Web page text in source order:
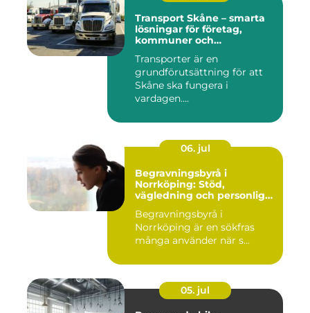
Transport Skåne – smarta
lösningar för företag,
kommuner och
Transporter är en
grundförutsättning för att
Skåne ska fungera i
vardagen....
06. jul
Begravningsbyrå i
Norrköping: Stöd,
vägledning och personliga
Begravningsbyrå i
Norrköping är en sökfras
många använder när s...
05. jul